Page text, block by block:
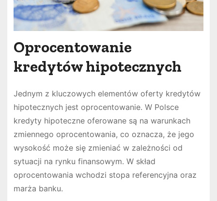
Oprocentowanie
kredytów hipotecznych
Jednym z kluczowych elementów oferty kredytów
hipotecznych jest oprocentowanie. W Polsce
kredyty hipoteczne oferowane są na warunkach
zmiennego oprocentowania, co oznacza, że jego
wysokość może się zmieniać w zależności od
sytuacji na rynku finansowym. W skład
oprocentowania wchodzi stopa referencyjna oraz
marża banku.